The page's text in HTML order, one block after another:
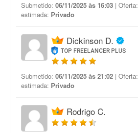
Submetido: 06/11/2025 às 16:03 | Oferta:
estimada: Privado
Dickinson D.
TOP FREELANCER PLUS
Submetido: 06/11/2025 às 21:02 | Oferta:
estimada: Privado
Rodrigo C.